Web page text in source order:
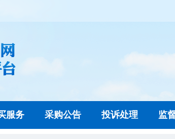
服务 采购公告 投诉处理 监